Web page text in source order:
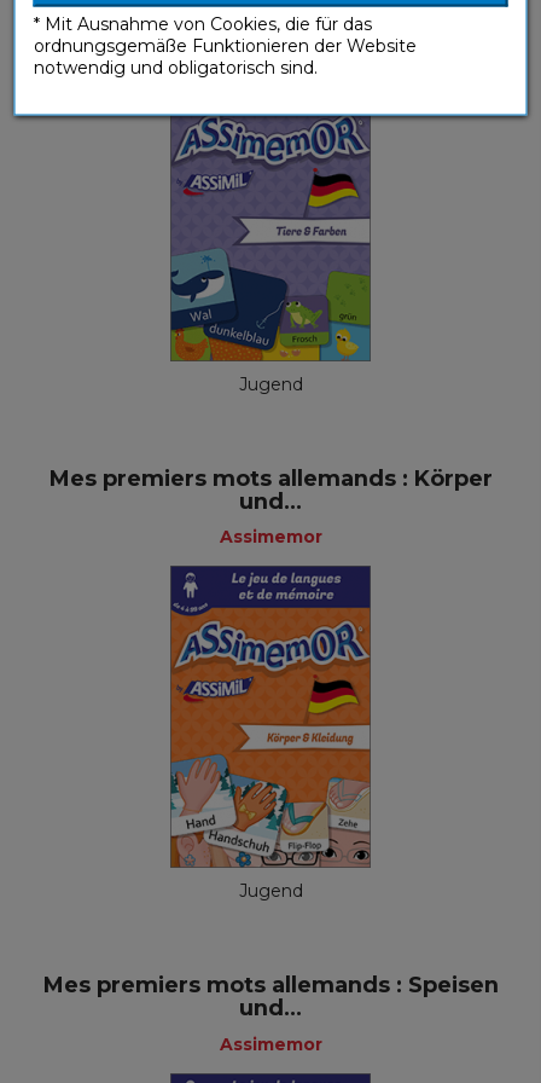
Assimemor
Jugend
Mes premiers mots allemands : Körper
und...
Assimemor
Jugend
Mes premiers mots allemands : Speisen
und...
Assimemor
* Mit Ausnahme von Cookies, die für das
ordnungsgemäße Funktionieren der Website
notwendig und obligatorisch sind.